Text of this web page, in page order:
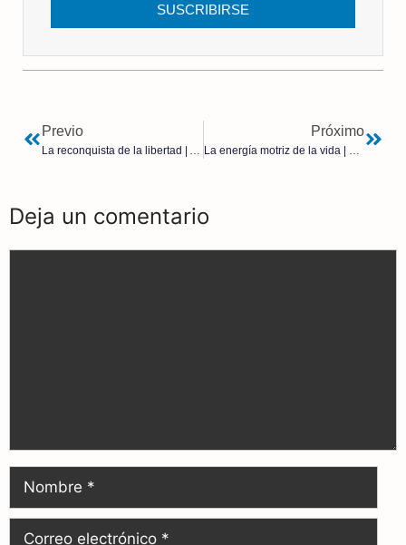
SUSCRIBIRSE
Previo Próximo
Deja un comentario